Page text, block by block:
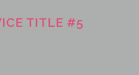
TITLE #5